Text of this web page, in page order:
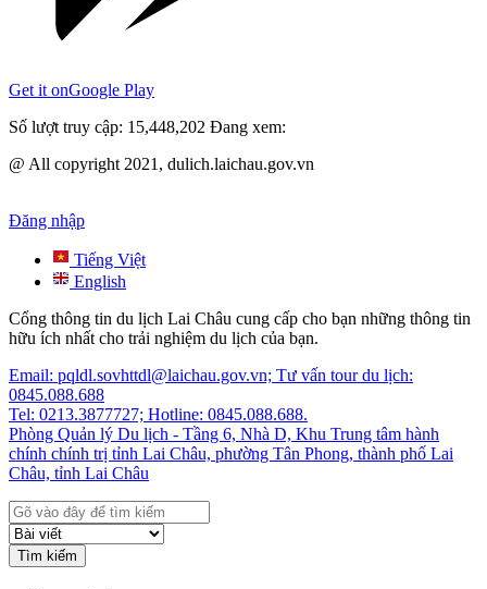
Get it onGoogle Play
Số lượt truy cập: 15,448,202 Đang xem:
@ All copyright 2021, dulich.laichau.gov.vn
Đăng nhập
Tiếng Việt
English
Cổng thông tin du lịch Lai Châu cung cấp cho bạn những thông tin
hữu ích nhất cho trải nghiệm du lịch của bạn.
Email: pqldl.sovhttdl@laichau.gov.vn; Tư vấn tour du lịch:
0845.088.688
Tel: 0213.3877727; Hotline: 0845.088.688.
Phòng Quản lý Du lịch - Tầng 6, Nhà D, Khu Trung tâm hành
chính chính trị tỉnh Lai Châu, phường Tân Phong, thành phố Lai
Châu, tỉnh Lai Châu
Tìm kiếm